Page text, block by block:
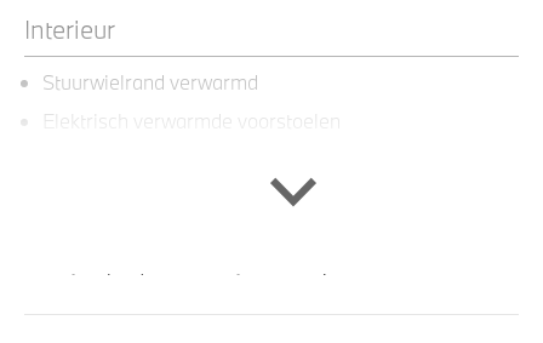
Interieur
Stuurwielrand verwarmd
Elektrisch verwarmde voorstoelen